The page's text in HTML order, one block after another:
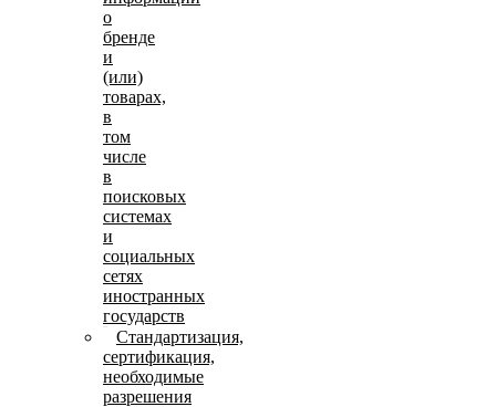
о
бренде
и
(или)
товарах,
в
том
числе
в
поисковых
системах
и
социальных
сетях
иностранных
государств
Стандартизация,
сертификация,
необходимые
разрешения